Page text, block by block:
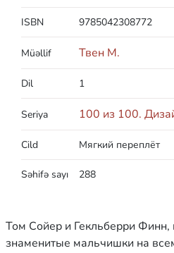
ISBN 9785042308772
Müəllif Твен М.
Dil 1
Seriya 100 из 100.
Cild Мягкий переплёт
Səhifə sayı 288
Том Сойер и Гекльберри
знаменитые мальчишки на